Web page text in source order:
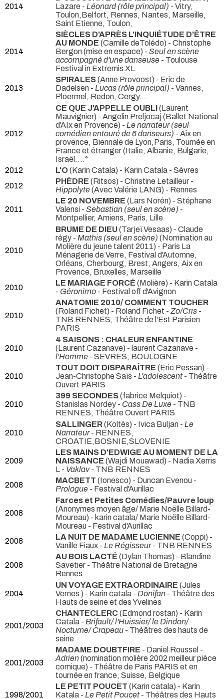
2014
Lazare - Léonard (rôle principal) - Vitry,
Toulon,Belfort, Rennes, Nantes, Marseille,
Saint Etienne, Toulon,
2014
SIÈCLES D'APRÈS L'INQUIÉTUDE D'ÊTRE
AU MONDE (Camille deTolédo) - Christophe
Bergon (mise en espace) - Seul en scène
accompagné d'une danseuse - Toulouse
Festival in Extremis XL
2013
SPIRALES(Anne Provoost) - Eric de
Dadelsen - Lucas (rôle principal) - Vannes,
Ploermel, Redon, Cergy...
2012
CE QUE J'APPELLE OUBLI(Laurent
Mauvignier) - Angelin Preljocaj (Ballet National
d'AIx en Provence) - Le narrateur (seul
comédien entouré de 6 danseurs) - Aix en
provence, Biennale de Lyon,Paris, Tournée en
France et étranger (Italie, Albanie, Bulgarie,
Israël....°
2012
L'O(Karin Catala) - Karin Catala - Sèvres
2012
PHÈDRE (Ritsos) - Christine Letailleur -
Hippolyte(Avec Valérie LANG) - Rennes
2011
LE 20 NOVEMBRE (Lars Norén) - Stéphane
Valensi - Sebastian (seul en scène) -
Montpellier, Amiens, Paris, Lille
2010
BRUME DE DIEU(Tarjeï Vesaas) - Claude
régy - Mathis (seul en scène) (Nomination au
Molière du jeune talent 2011) - Paris La
Ménagerie de Verre, Festival d'Automne,
Orléans, Cherbourg, Brest, Angers, Aix en
Provence, Bruxelles, Marseille
2010
LE MARIAGE FORCÉ (Molière) - Karin Catala
- Géronimo - Festival off d'Avignon
2010
ANATOMIE 2010/ COMMENT TOUCHER
(Roland Fichet) - Roland Fichet -Zo/Cris -
TNB RENNES, Théâtre de l'Est Parisien
PARIS
2010
4 SAISONS : CHALEUR ENFANTINE
(Laurent Cazanave) - laurent Cazanave -
l'Homme - SEVRES, BOULOGNE
2010
TOUT DOIT DISPARAÎTRE (Eric Pessan) -
Jean-Christophe Saïs - L'adolescent - Théâtre
Ouvert PARIS
2010
399 SECONDES(fabrice Melquiot) -
Stanislas Nordey - Cass De Luxe - TNB
RENNES, Théâtre Ouvert PARIS
2010
SALLINGER(Koltès) - Ivica Buljan - Le
Narrateur- RENNES,
CROATIE,BOSNIE,SLOVENIE
2009
LES MAINS D'EDWIGE AU MOMENT DE LA
NAISSANCE (Wajdi Mouawad) - Nadia Xerris
L - Vaklav- TNB RENNES
2008
MACBETT (Ionesco) - Duncan Evenou -
Prologue - Festival d'Aurillac
2008
Farces et Petites Comédies/Pauvre loup
(Anonymes moyen âge/ Marie Noëlle Billard-
Moureau) - karin catala/ Marie Noëlle Billard-
Moureau - Festival d'Aurillac
2008
LA NUIT DE MADAME LUCIENNE (Coppi) -
Vanille Fiaux - Le Régisseur- TNB RENNES
2008
AU BOIS LACTÉ (Dylan Thomas) - Blandine
Savetier - Théâtre National de Bretagne
Rennes
2004
UN VOYAGE EXTRAORDINAIRE (Jules
Vernes ) - Karin catala - Donifan - Théâtre des
Hauts de seine et des Yvelines
2001/2003
CHANTECLERC(Edmond rostan) - Karin
Catala - Brifault/ l'Huissier/ le Dindon/
Nocturne/ Crapeau - Théâtres des hauts de
seine
2001/2003
MADAME DOUBTFIRE - Daniel Roussel -
Adrien(nomination molière 2002 meilleur pièce
comique) - Théâtre de Paris PARIS et en
tournée en france, Suisse, Belgique
1998/2001
LE PETIT POUCET (Karin catala) - Karin
Katala - Le Petit Poucet - Théâtres des Hauts